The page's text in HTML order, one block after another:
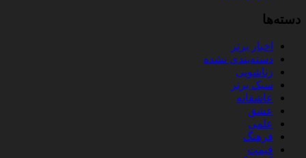
دسته‌ها
اخبار برتر
دسته‌بندی نشده
زناشویی
سبک برتر
عاشقانه
عشق
علمی
فرهنگ
قیمت